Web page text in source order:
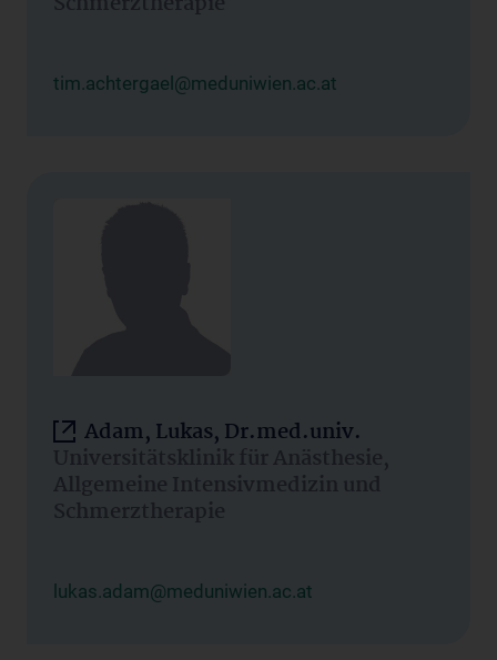
tim.achtergael@meduniwien.ac.at
Adam, Lukas, Dr.med.univ.
Universitätsklinik für Anästhesie,
Allgemeine Intensivmedizin und
Schmerztherapie
lukas.adam@meduniwien.ac.at